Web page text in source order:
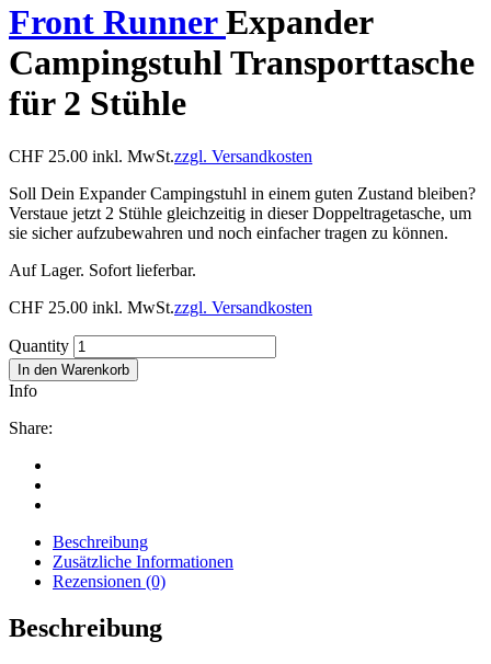
Front RunnerExpander
Campingstuhl Transporttasche
für 2 Stühle
CHF 25.00 inkl. MwSt.zzgl. Versandkosten
Soll Dein Expander Campingstuhl in einem guten Zustand bleiben?
Verstaue jetzt 2 Stühle gleichzeitig in dieser Doppeltragetasche, um
sie sicher aufzubewahren und noch einfacher tragen zu können.
Auf Lager. Sofort lieferbar.
CHF 25.00 inkl. MwSt.zzgl. Versandkosten
Quantity
In den Warenkorb
Info
Share:
Beschreibung
Zusätzliche Informationen
Rezensionen (0)
Beschreibung